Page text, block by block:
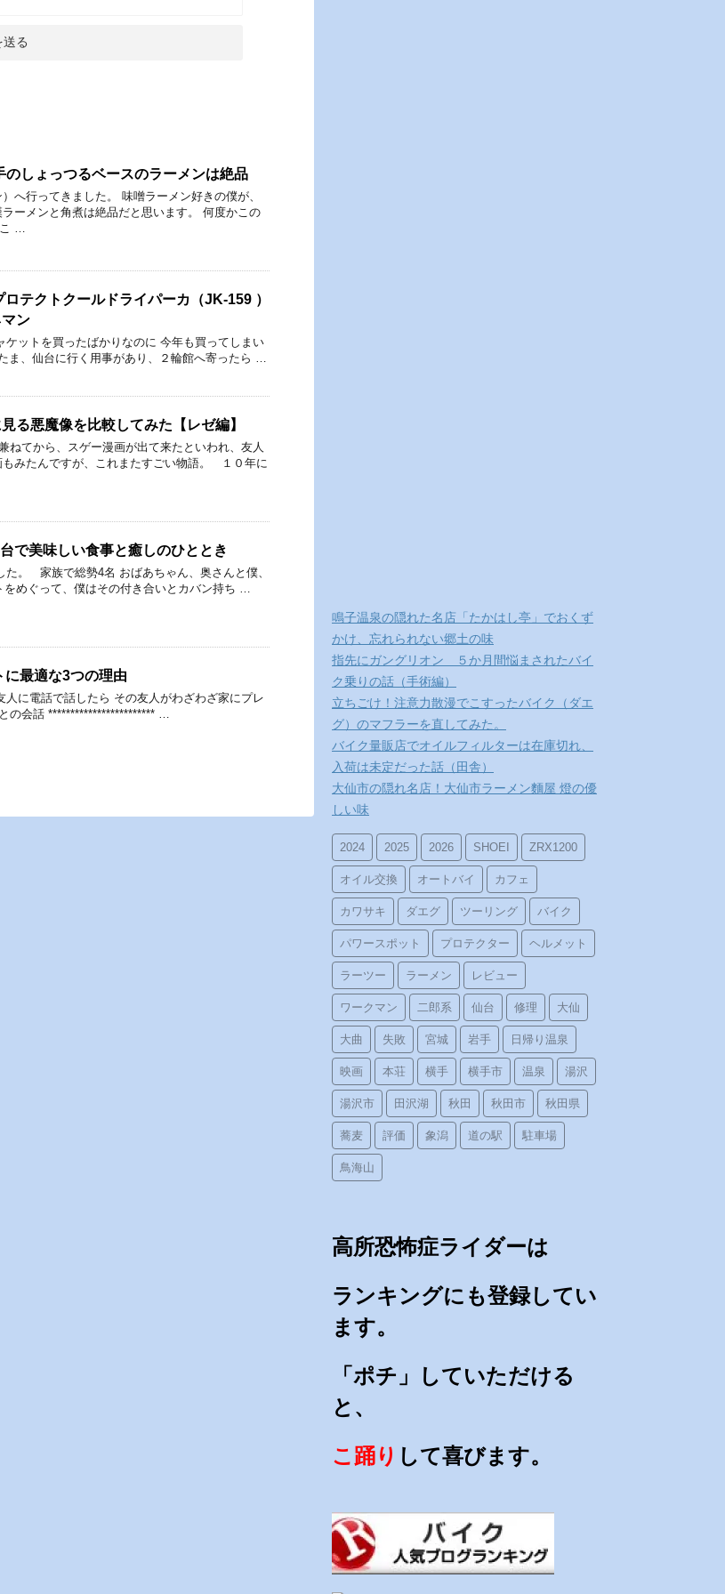
しょっつるベースのラーメンは絶品
へ行ってきました。 味噌ラーメン好きの僕が、
ーメンと角煮は絶品だと思います。 何度かこの
こ …
テクトクールドライパーカ（JK-159 ）
ン
ットを買ったばかりなのに 今年も買ってしまい
、仙台に行く用事があり、２輪館へ寄ったら …
る悪魔像を比較してみた【レゼ編】
てから、スゲー漫画が出て来たといわれ、友人
みたんですが、これまたすごい物語。 １０年に
で美味しい食事と癒しのひととき
。 家族で総勢4名 おばあちゃん、奥さんと僕、
めぐって、僕はその付き合いとカバン持ち …
に最適な3つの理由
に電話で話したら その友人がわざわざ家にプレ
の会話 ************************ …
鳴子温泉の隠れた名店「たかはし亭」でおくず
かけ、忘れられない郷土の味
指先にガングリオン ５か月間悩まされたバイ
ク乗りの話（手術編）
立ちごけ！注意力散漫でこすったバイク（ダエ
グ）のマフラーを直してみた。
バイク量販店でオイルフィルターは在庫切れ、
入荷は未定だった話（田舎）
大仙市の隠れ名店！大仙市ラーメン麵屋 燈の優
しい味
2024 2025 2026 SHOEI ZRX1200
オイル交換 オートバイ カフェ
カワサキ ダエグ ツーリング バイク
パワースポット プロテクター ヘルメット
ラーツー ラーメン レビュー
ワークマン 二郎系 仙台 修理 大仙
大曲 失敗 宮城 岩手 日帰り温泉
映画 本荘 横手 横手市 温泉 湯沢
湯沢市 田沢湖 秋田 秋田市 秋田県
蕎麦 評価 象潟 道の駅 駐車場
鳥海山
高所恐怖症ライダーは
ランキングにも登録してい
ます。
「ポチ」していただける
と、
こ踊り して喜びます。